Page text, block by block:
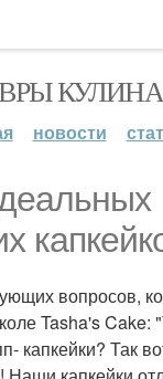
новости
вопросов,
Tasha's Cake:
капкейки? Так